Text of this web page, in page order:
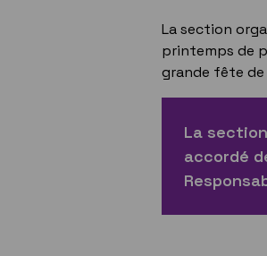
La section
printemps de
grande fête de
La
accordé